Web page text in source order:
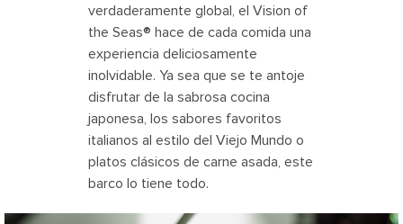
verdaderamente global, el Vision of
the Seas® hace de cada comida una
experiencia deliciosamente
inolvidable. Ya sea que se te antoje
disfrutar de la sabrosa cocina
japonesa, los sabores favoritos
italianos al estilo del Viejo Mundo o
platos clásicos de carne asada, este
barco lo tiene todo.